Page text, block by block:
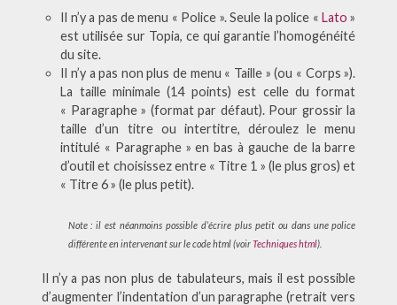
Il n’y a pas de menu « Police ». Seule la police « Lato »
est utilisée sur Topia, ce qui garantie l’homogénéité
du site.
Il n’y a pas non plus de menu « Taille » (ou « Corps »).
La taille minimale (14 points) est celle du format
« Paragraphe » (format par défaut). Pour grossir la
taille d’un titre ou intertitre, déroulez le menu
intitulé « Paragraphe » en bas à gauche de la barre
d’outil et choisissez entre « Titre 1 » (le plus gros) et
« Titre 6 » (le plus petit).
Note : il est néanmoins possible d’écrire plus petit ou dans une police
différente en intervenant sur le code html (voirTechniques html).
Il n’y a pas non plus de tabulateurs, mais il est possible
d’augmenter l’indentation d’un paragraphe (retrait vers